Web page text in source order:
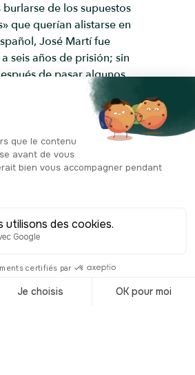
de los supuestos
que querían alistarse en
José Martí fue
seis años de prisión; sin
de pasar algunos
canteras de San Lázaro
a España. Hoy, y
museo Fragua
monumento
conmemora este
Se exponen
efectos personales del
de sus revólveres, un
su ataúd, una muestra de
su certificado de
Y no olvidemos esta